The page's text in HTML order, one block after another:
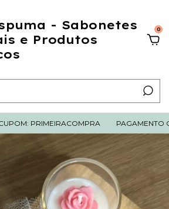
- Sabonetes
e Produtos
0
PRIMEIRACOMPRA PAGAMENTO